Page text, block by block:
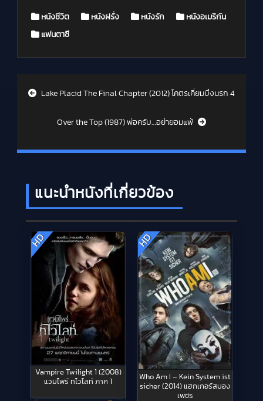
Posted in
หนังชีวิต หนังฝรั่ง หนังรัก หนังอเมริกัน
แฟนตาซี
Post navigation
Lake Placid The Final Chapter (2012) โคตรเคี่ยมบึงนรก 4
Over the Top (1987) พ่อครับ…อย่ายอมแพ้
แนะนำหนังที่เกี่ยวข้อง
HD
Vampire Twilight 1 (2008)
แวมไพร์ ทไวไลท์ ภาค 1
HD
Who Am I – Kein System ist
sicher (2014) แฮกเกอร์สมอง
เพชร